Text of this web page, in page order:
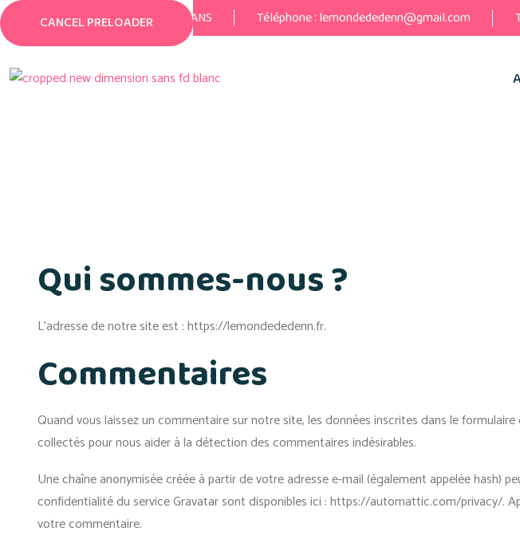
CANCEL PRELOADER
29 Rue Jean Gremillon 72000 LE MANS Téléphone : lemondededenn@gmail.com
Qui sommes-nous ?
L’adresse de notre site est : https://lemondededenn.fr.
Commentaires
Quand vous laissez un commentaire sur notre site, les données inscrites dans le
collectés pour nous aider à la détection des commentaires indésirables.
Une chaîne anonymisée créée à partir de votre adresse e-mail (également appelée hash)
confidentialité du service Gravatar sont disponibles ici : https://automattic.com/privacy/.
votre commentaire.